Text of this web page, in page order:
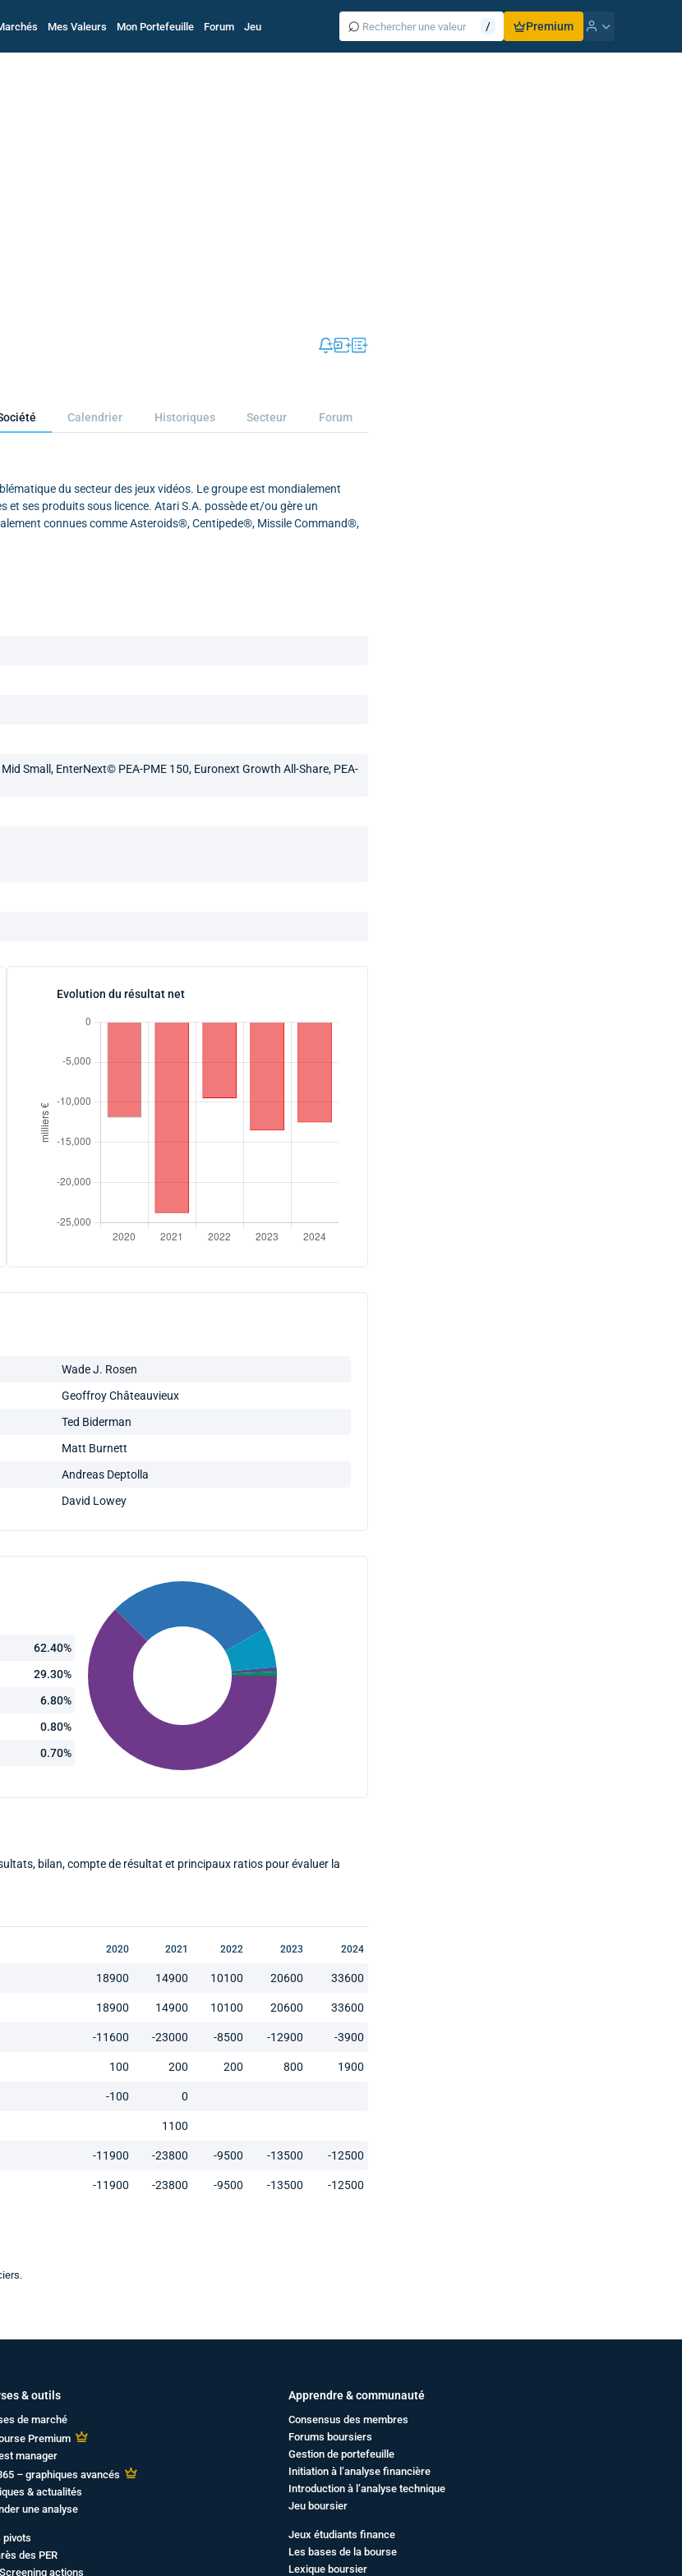
Mes Valeurs Mon Portefeuille Forum Jeu ⌕ / Premium
Calendrier Historiques Secteur Forum
du secteur des jeux vidéos. Le groupe est mondialement
ses produits sous licence. Atari S.A. possède et/ou gère un
connues comme Asteroids®, Centipede®, Missile Command®,
Mid Small, EnterNext© PEA-PME 150, Euronext Growth All-Share, PEA-
Evolution du résultat net
Wade J. Rosen
Geoffroy Châteauvieux
Ted Biderman
Matt Burnett
Andreas Deptolla
David Lowey
62.40%
29.30%
6.80%
0.80%
0.70%
bilan, compte de résultat et principaux ratios pour évaluer la
2020 2021 2022 2023 2024
18900 14900 10100 20600 33600
18900 14900 10100 20600 33600
-11600 -23000 -8500 -12900 -3900
100 200 200 800 1900
-100 0
1100
-11900 -23800 -9500 -13500 -12500
-11900 -23800 -9500 -13500 -12500
& outils
de marché
Premium
manager
– graphiques avancés
& actualités
une analyse
pivots
des PER
actions
Apprendre & communauté
Consensus des membres
Forums boursiers
Gestion de portefeuille
Initiation à l’analyse financière
Introduction à l’analyse technique
Jeu boursier
Jeux étudiants finance
Les bases de la bourse
Lexique boursier